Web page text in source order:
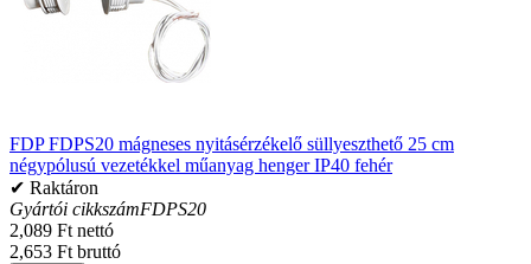
FDP FDPS20 mágneses nyitásérzékelő süllyeszthető 25 cm
négypólusú vezetékkel műanyag henger IP40 fehér
✔ Raktáron
Gyártói cikkszámFDPS20
2,089 Ft nettó
2,653 Ft bruttó